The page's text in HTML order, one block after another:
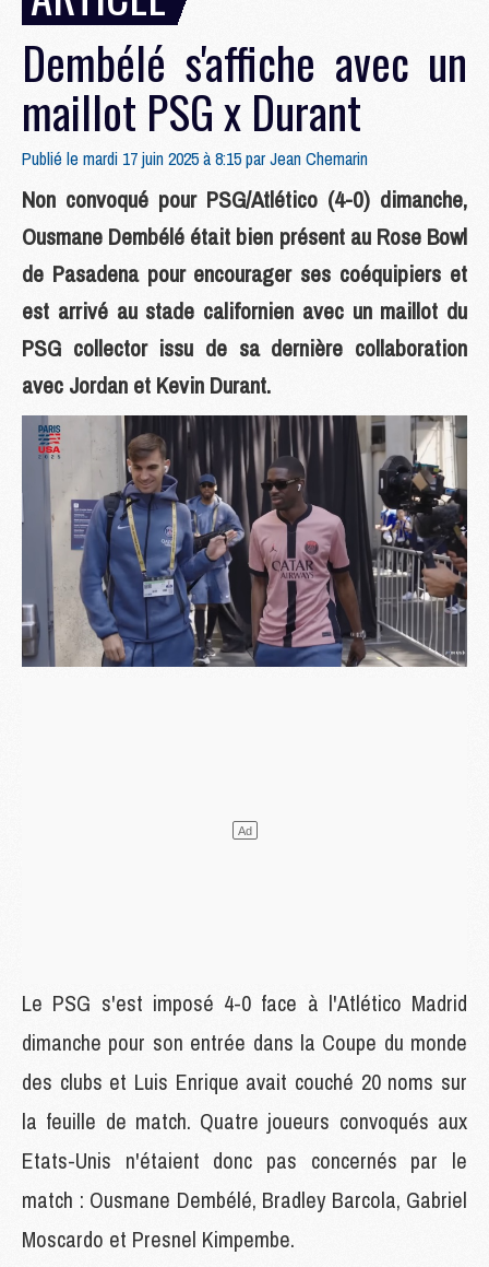
Dembélé s'affiche avec un
maillot PSG x Durant
Publié le mardi 17 juin 2025 à 8:15 parJean Chemarin
Non convoqué pour PSG/Atlético (4-0) dimanche,
Ousmane Dembélé était bien présent au Rose Bowl
de Pasadena pour encourager ses coéquipiers et
est arrivé au stade californien avec un maillot du
PSG collector issu de sa dernière collaboration
avec Jordan et Kevin Durant.
Le PSG s'est imposé 4-0 face à l'Atlético Madrid
dimanche pour son entrée dans la Coupe du monde
des clubs et Luis Enrique avait couché 20 noms sur
la feuille de match. Quatre joueurs convoqués aux
Etats-Unis n'étaient donc pas concernés par le
match : Ousmane Dembélé, Bradley Barcola, Gabriel
Moscardo et Presnel Kimpembe.